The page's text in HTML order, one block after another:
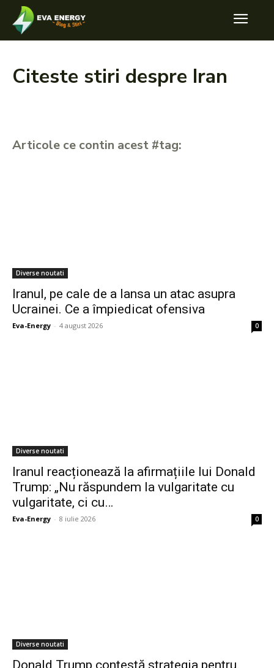
Citeste stiri despre Iran
Articole ce contin acest #tag:
Diverse noutati
Iranul, pe cale de a lansa un atac asupra
Ucrainei. Ce a împiedicat ofensiva
Eva-Energy - 4 august 2026 0
Diverse noutati
Iranul reacționează la afirmațiile lui Donald
Trump: „Nu răspundem la vulgaritate cu
vulgaritate, ci cu…
Eva-Energy - 8 iulie 2026 0
Diverse noutati
Donald Trump contestă strategia pentru